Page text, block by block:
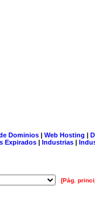
Dominios| Web Hosting |
Expirados | Industrias |
[Pág.